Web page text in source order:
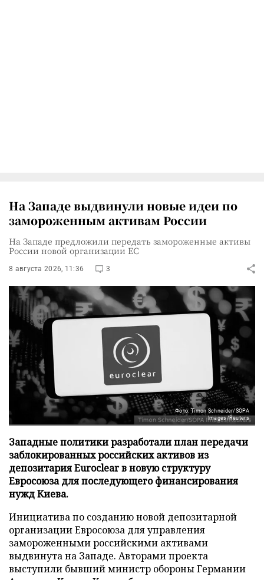
На Западе выдвинули новые идеи по
замороженным активам России
На Западе предложили передать замороженные активы
России новой организации ЕС
8 августа 2026, 11:36 3
Фото: Timon Schneider/SOPA
Images/Reuters
Западные политики разработали план передачи
заблокированных российских активов из
депозитария Euroclear в новую структуру
Евросоюза для последующего финансирования
нужд Киева.
Инициатива по созданию новой депозитарной
организации Евросоюза для управления
замороженными российскими активами
выдвинута на Западе. Авторами проекта
выступили бывший министр обороны Германии